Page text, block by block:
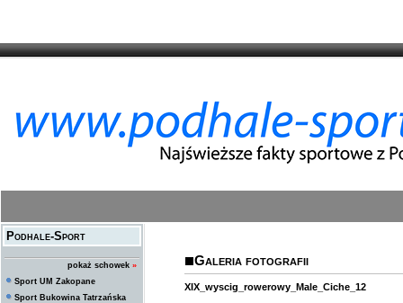
Podhale-Sport
pokaż schowek »
Sport UM Zakopane
Sport Bukowina Tatrzańska
Galeria fotografii
XIX_wyscig_rowerowy_Male_Ciche_12